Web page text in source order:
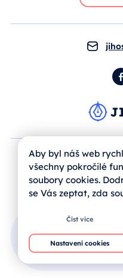
Jak
Aby byl náš web
všechny pokročilé
soubory cookies.
se Vás zeptat, zda
Číst více
Nastavení cookies